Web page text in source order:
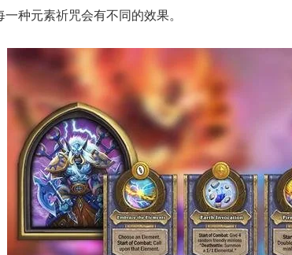
一种元素祈咒会有不同的效果。